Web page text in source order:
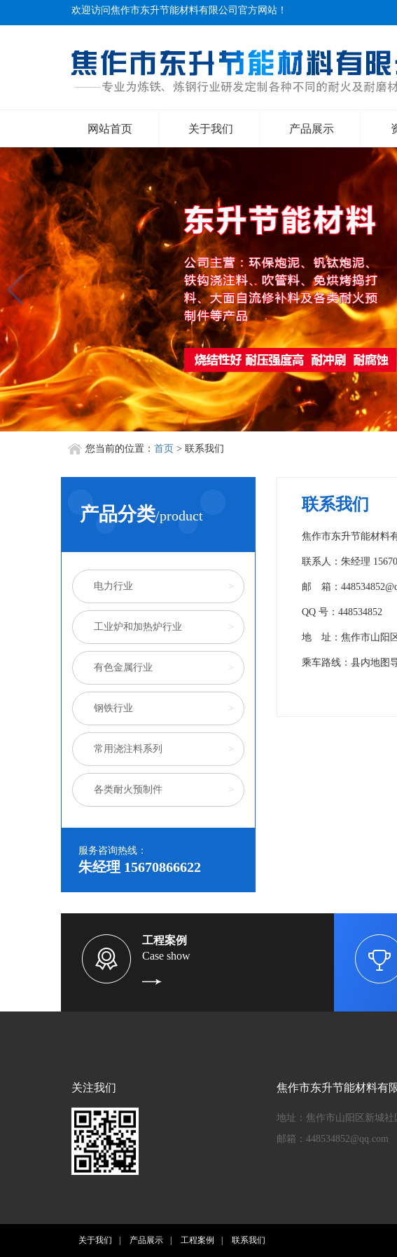
欢迎访问焦作市东升节能材料有限公司官方网站！
网站首页 关于我们 产品展示
您当前的位置： 首页 > 联系我们
产品分类/product
电力行业 >
工业炉和加热炉行业 >
有色金属行业 >
钢铁行业 >
常用浇注料系列 >
各类耐火预制件 >
服务咨询热线：
朱经理 15670866622
联系我们
焦作市东升节能材料
联系人：朱经理
邮 箱：
QQ 号：448534852
地 址：焦作市山阳
乘车路线：县内地图
工程案例
Case show
关注我们 焦作市东升节能材料有
地址：焦作市山阳区新城社
邮箱：448534852@qq.com
关于我们 产品展示 工程案例 联系我们